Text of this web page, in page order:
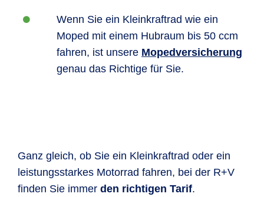
Wenn Sie ein Kleinkraftrad wie ein
Moped mit einem Hubraum bis 50 ccm
fahren, ist unsere Mopedversicherung
genau das Richtige für Sie.
Ganz gleich, ob Sie ein Kleinkraftrad oder ein
leistungsstarkes Motorrad fahren, bei der R+V
finden Sie immer den richtigen Tarif.